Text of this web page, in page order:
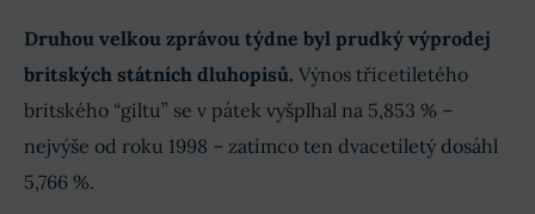
Druhou velkou zprávou týdne byl prudký výprodej
britských státních dluhopisů. Výnos třicetiletého
britského “giltu” se v pátek vyšplhal na 5,853 % –
nejvýše od roku 1998 – zatímco ten dvacetiletý dosáhl
5,766 %.